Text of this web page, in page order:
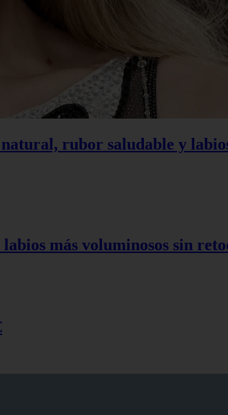
rubor saludable y
más voluminosos sin